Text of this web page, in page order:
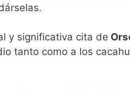
y significativa cita de
tanto como a los